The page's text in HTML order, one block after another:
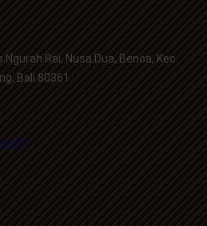
Rai, Nusa Dua, Benoa, Kec.
Bali 80361